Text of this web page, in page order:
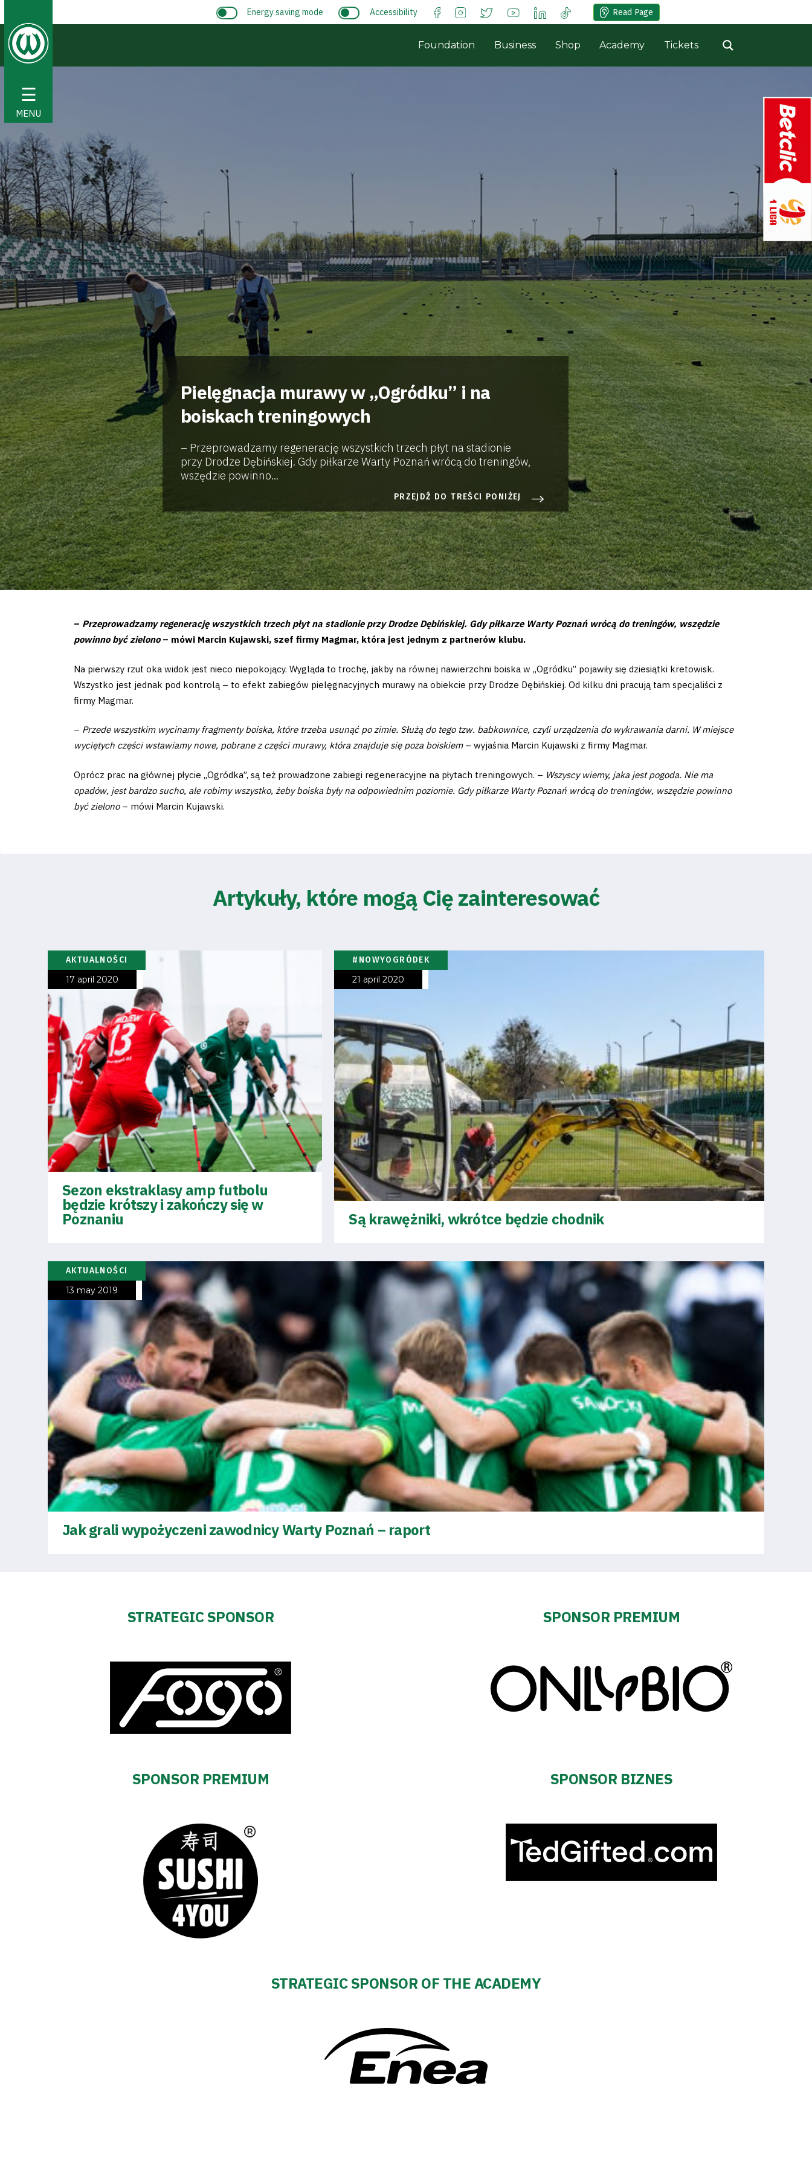
☰
MENU
Tickets
Contact
First
team
Amp-
Futbol
Academy
Foundation
Business
Shop
Privacy
policy
#WORTHdownload
Energy saving mode Accessibility Read Page
Foundation Business Shop Academy Tickets
Pielęgnacja murawy w „Ogródku” i na
boiskach treningowych
– Przeprowadzamy regenerację wszystkich trzech płyt na stadionie
przy Drodze Dębińskiej. Gdy piłkarze Warty Poznań wrócą do treningów,
wszędzie powinno...
PRZEJDŹ DO TREŚCI PONIŻEJ
– Przeprowadzamy regenerację wszystkich trzech płyt na stadionie przy Drodze Dębińskiej. Gdy piłkarze Warty Poznań wrócą do treningów, wszędzie
powinno być zielono– mówi Marcin Kujawski, szef firmy Magmar, która jest jednym z partnerów klubu.
Na pierwszy rzut oka widok jest nieco niepokojący. Wygląda to trochę, jakby na równej nawierzchni boiska w „Ogródku” pojawiły się dziesiątki kretowisk.
Wszystko jest jednak pod kontrolą – to efekt zabiegów pielęgnacyjnych murawy na obiekcie przy Drodze Dębińskiej. Od kilku dni pracują tam specjaliści z
firmy Magmar.
– Przede wszystkim wycinamy fragmenty boiska, które trzeba usunąć po zimie. Służą do tego tzw. babkownice, czyli urządzenia do wykrawania darni. W miejsce
wyciętych części wstawiamy nowe, pobrane z części murawy, która znajduje się poza boiskiem– wyjaśnia Marcin Kujawski z firmy Magmar.
Oprócz prac na głównej płycie „Ogródka”, są też prowadzone zabiegi regeneracyjne na płytach treningowych. – Wszyscy wiemy, jaka jest pogoda. Nie ma
opadów, jest bardzo sucho, ale robimy wszystko, żeby boiska były na odpowiednim poziomie. Gdy piłkarze Warty Poznań wrócą do treningów, wszędzie powinno
być zielono– mówi Marcin Kujawski.
Artykuły, które mogą Cię zainteresować
AKTUALNOŚCI
17 april 2020
Sezon ekstraklasy amp futbolu
będzie krótszy i zakończy się w
Poznaniu
#NOWYOGRÓDEK
21 april 2020
Są krawężniki, wkrótce będzie chodnik
AKTUALNOŚCI
13 may 2019
Jak grali wypożyczeni zawodnicy Warty Poznań – raport
STRATEGIC SPONSOR SPONSOR PREMIUM
SPONSOR PREMIUM SPONSOR BIZNES
STRATEGIC SPONSOR OF THE ACADEMY